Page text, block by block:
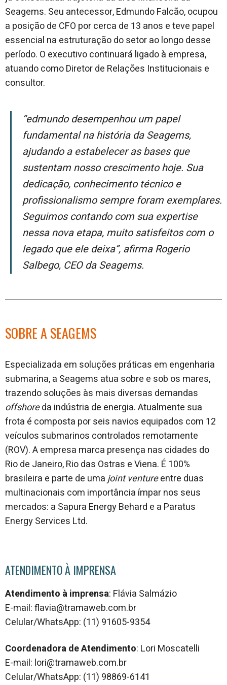
Seagems. Seu antecessor, Edmundo Falcão, ocupou
a posição de CFO por cerca de 13 anos e teve papel
essencial na estruturação do setor ao longo desse
período. O executivo continuará ligado à empresa,
atuando como Diretor de Relações Institucionais e
consultor.
“Edmundo desempenhou um papel
fundamental na história da Seagems,
ajudando a estabelecer as bases que
sustentam nosso crescimento hoje. Sua
dedicação, conhecimento técnico e
profissionalismo sempre foram exemplares.
Seguimos contando com sua expertise
nessa nova etapa, muito satisfeitos com o
legado que ele deixa”, afirma Rogerio
Salbego, CEO da Seagems.
SOBRE A SEAGEMS
Especializada em soluções práticas em engenharia
submarina, a Seagems atua sobre e sob os mares,
trazendo soluções às mais diversas demandas
offshoreda indústria de energia. Atualmente sua
frota é composta por seis navios equipados com 12
veículos submarinos controlados remotamente
(ROV). A empresa marca presença nas cidades do
Rio de Janeiro, Rio das Ostras e Viena. É 100%
brasileira e parte de umajoint ventureentre duas
multinacionais com importância ímpar nos seus
mercados: a Sapura Energy Behard e a Paratus
Energy Services Ltd.
ATENDIMENTO À IMPRENSA
Atendimento à imprensa: Flávia Salmázio
E-mail: flavia@tramaweb.com.br
Celular/WhatsApp: (11) 91605-9354
Coordenadora de Atendimento: Lori Moscatelli
E-mail: lori@tramaweb.com.br
Celular/WhatsApp: (11) 98869-6141